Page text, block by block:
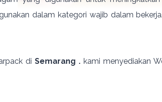
dalam kategori wajib dalam
diSemarang .kami menyediakan